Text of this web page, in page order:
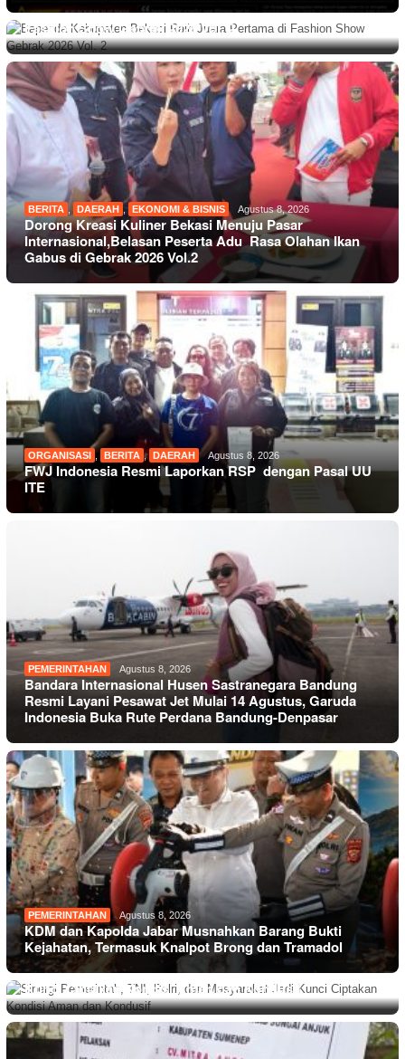
Bapenda Kabupaten Bekasi Raih Juara Pertama di
Fashion Show Gebrak 2026 Vol. 2
BERITA , DAERAH , EKONOMI & BISNIS Agustus 8, 2026
Dorong Kreasi Kuliner Bekasi Menuju Pasar
Internasional,Belasan Peserta Adu Rasa Olahan Ikan
Gabus di Gebrak 2026 Vol.2
ORGANISASI BERITA , DAERAH Agustus 8, 2026
FWJ Indonesia Resmi Laporkan RSP dengan Pasal UU
ITE
PEMERINTAHAN Agustus 8, 2026
Bandara Internasional Husen Sastranegara Bandung
Resmi Layani Pesawat Jet Mulai 14 Agustus, Garuda
Indonesia Buka Rute Perdana Bandung-Denpasar
PEMERINTAHAN Agustus 8, 2026
KDM dan Kapolda Jabar Musnahkan Barang Bukti
Kejahatan, Termasuk Knalpot Brong dan Tramadol
PEMERINTAHAN Agustus 8, 2026
Sinergi Pemerintah, TNI, Polri, dan Masyarakat Jadi
Kunci Ciptakan Kondisi Aman dan Kondusif